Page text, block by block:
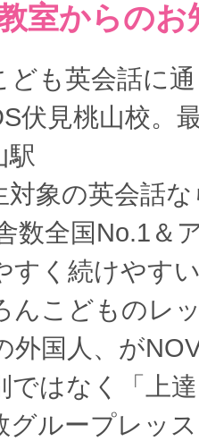
室からのお
ども英会話に
伏見桃山校。
駅
対象の英会話
数全国No.1＆
すく続けやす
んこどものレ
外国人、が
ではなく「上
グループレッ